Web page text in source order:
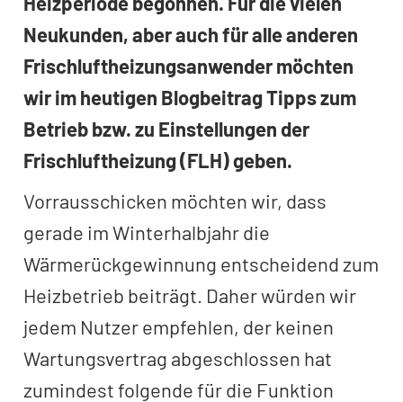
Neukunden, aber auch für alle anderen
Frischluftheizungsanwender möchten
wir im heutigen Blogbeitrag Tipps zum
Betrieb bzw. zu Einstellungen der
Frischluftheizung (FLH) geben.
Vorrausschicken möchten wir, dass
gerade im Winterhalbjahr die
Wärmerückgewinnung entscheidend zum
Heizbetrieb beiträgt. Daher würden wir
jedem Nutzer empfehlen, der keinen
Wartungsvertrag abgeschlossen hat
zumindest folgende für die Funktion